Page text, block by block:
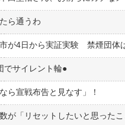
ら通うわ
が4日から実証実験 禁煙団体
でサイレント輪●︎
ら宣戦布告と見なす」！
が「リセットしたいと思った